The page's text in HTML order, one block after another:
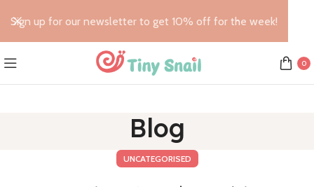
0
Blog
UNCATEGORISED
Sign up for our newsletter to get 10% off for the week!